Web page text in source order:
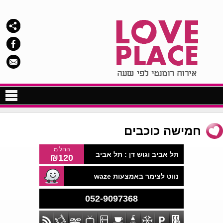
צימרים לפי שעה בצפון
צימרים לפי שעה במרכז
צימרים לפי שעה בדרום
צימרים לפי שעות
חדרים לפי שעות
מלון לפי שעה
חמישה כוכבים
תל אביב וגוש דן : תל אביב
החל מ
₪120
נווט לצימר באמצעות waze
052-9097368